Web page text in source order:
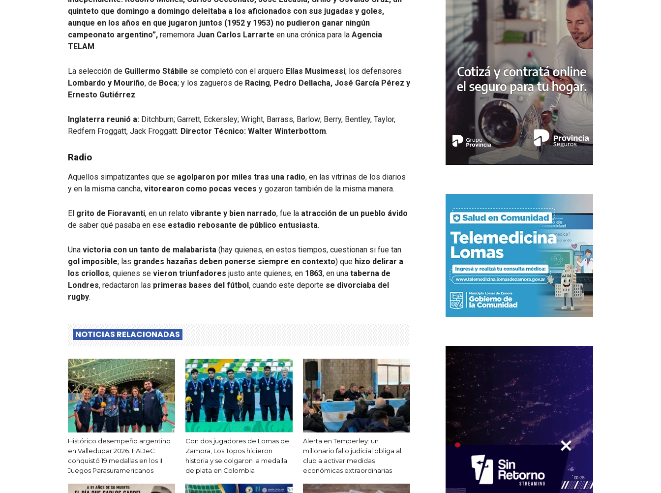
quinteto que domingo a domingo deleitaba a los aficionados con sus jugadas y goles,
aunque en los años en que jugaron juntos (1952 y 1953) no pudieron ganar ningún
campeonato argentino”, rememora Juan Carlos Larrarte en una crónica para la Agencia
TELAM.
La selección de Guillermo Stábile se completó con el arquero Elías Musimessi; los defensores
Lombardo y Mouriño, de Boca; y los zagueros de Racing, Pedro Dellacha, José García Pérez y
Ernesto Gutiérrez.
Inglaterra reunió a: Ditchburn; Garrett, Eckersley; Wright, Barrass, Barlow; Berry, Bentley, Taylor,
Redfern Froggatt, Jack Froggatt. Director Técnico: Walter Winterbottom.
Radio
Aquellos simpatizantes que se agolparon por miles tras una radio, en las vitrinas de los diarios
y en la misma cancha, vitorearon como pocas veces y gozaron también de la misma manera.
El grito de Fioravanti, en un relato vibrante y bien narrado, fue la atracción de un pueblo ávido
de saber qué pasaba en ese estadio rebosante de público entusiasta.
Una victoria con un tanto de malabarista (hay quienes, en estos tiempos, cuestionan si fue tan
gol imposible; las grandes hazañas deben ponerse siempre en contexto) que hizo delirar a
los criollos, quienes se vieron triunfadores justo ante quienes, en 1863, en una taberna de
Londres, redactaron las primeras bases del fútbol, cuando este deporte se divorciaba del
rugby.
NOTICIAS RELACIONADAS
Histórico desempeño argentino
en Valledupar 2026: FADeC
conquistó 19 medallas en los II
Juegos Parasuramericanos
Con dos jugadores de Lomas de
Zamora, Los Topos hicieron
historia y se colgaron la medalla
de plata en Colombia
Alerta en Temperley: un
millonario fallo judicial obliga al
club a activar medidas
económicas extraordinarias